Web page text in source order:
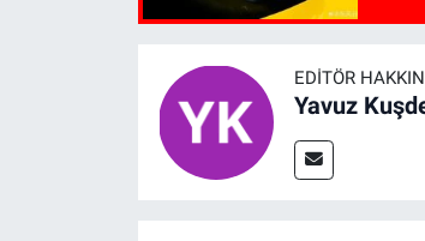
EDITÖR
Yavuz